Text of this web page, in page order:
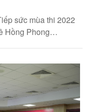
sức mùa thi 2022
Hồng Phong